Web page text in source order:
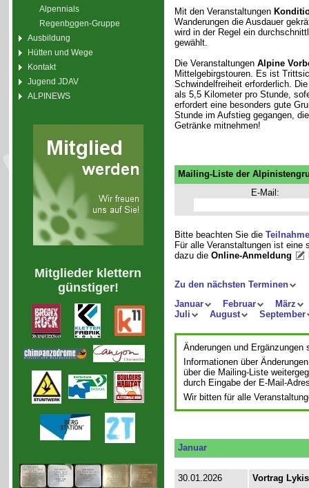
Alpennials
Regenbogen-Gruppe
Ausbildung
Hütten und Wege
Kontakt
Jugend JDAV
ALPINEWS
Mitglieder klettern
günstiger!
Mit den Veranstaltungen
Wanderungen die Ausdauer
wird in der Regel ein
gewählt.
Die Veranstaltungen Alpine
Mittelgebirgstouren. Es ist
Schwindelfreiheit erforderlich.
als 5,5 Kilometer pro Stunde,
erfordert eine besonders gute
Stunde im Aufstieg gegangen,
Getränke mitnehmen!
Mailing-Liste der
E-Mail:
Bitte beachten Sie die
Für alle Veranstaltungen ist
dazu die Online-Anmeldung
Zu den nächsten Terminen
Januar
Februar
März
Juli
August September
Änderungen und Ergänzungen
Informationen über
über die Mailing-Liste
durch Eingabe der E-Mail-
Wir bitten für alle
Januar
30.01.2026 Vortrag